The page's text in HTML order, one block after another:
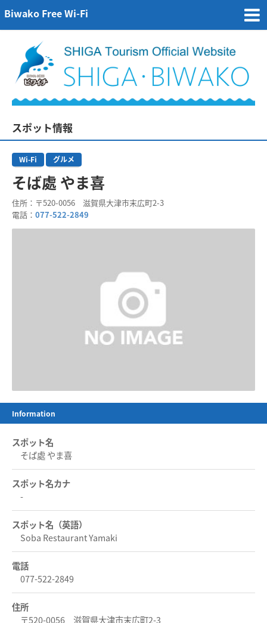
Biwako Free Wi-Fi
スポット情報
Wi-Fi グルメ
そば處 やま喜
住所 ：〒520-0056 滋賀県大津市末広町2-3
電話 ： 077-522-2849
Information
スポット名
そば處 やま喜
スポット名カナ
-
スポット名（英語）
Soba Restaurant Yamaki
電話
077-522-2849
住所
〒520-0056 滋賀県大津市末広町2-3